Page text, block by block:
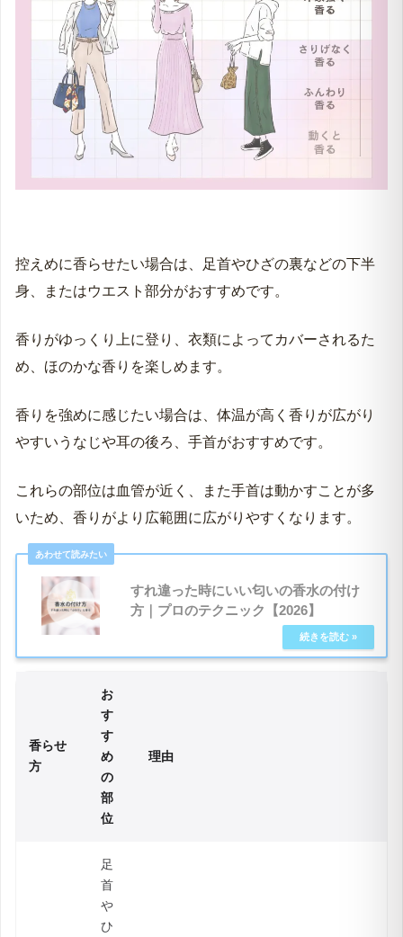
控えめに香らせたい場合は、足首やひざの裏などの下半
身、またはウエスト部分がおすすめです。
香りがゆっくり上に登り、衣類によってカバーされるた
め、ほのかな香りを楽しめます。
香りを強めに感じたい場合は、体温が高く香りが広がり
やすいうなじや耳の後ろ、手首がおすすめです。
これらの部位は血管が近く、また手首は動かすことが多
いため、香りがより広範囲に広がりやすくなります。
すれ違った時にいい匂いの香水の付け
方｜プロのテクニック【2026】
香らせ
方
お
す
す
め
の
部
位
理由
足
首
や
ひ